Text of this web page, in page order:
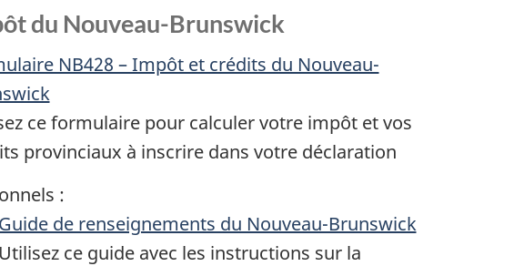
du Nouveau-Brunswick
NB428 – Impôt et crédits du Nouveau-
ce formulaire pour calculer votre impôt et vos
provinciaux à inscrire dans votre déclaration
:
Guide de renseignements du Nouveau-Brunswick
Utilisez ce guide avec les instructions sur la